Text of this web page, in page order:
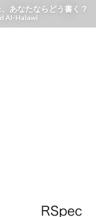
、あなたならどう書く？
Al-Halawi